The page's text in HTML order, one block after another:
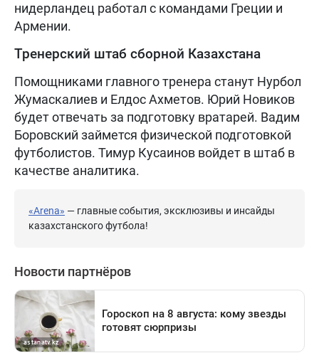
нидерландец работал с командами Греции и
Армении.
Тренерский штаб сборной Казахстана
Помощниками главного тренера станут Нурбол
Жумаскалиев и Елдос Ахметов. Юрий Новиков
будет отвечать за подготовку вратарей. Вадим
Боровский займется физической подготовкой
футболистов. Тимур Кусаинов войдет в штаб в
качестве аналитика.
«Arena» — главные события, эксклюзивы и инсайды
казахстанского футбола!